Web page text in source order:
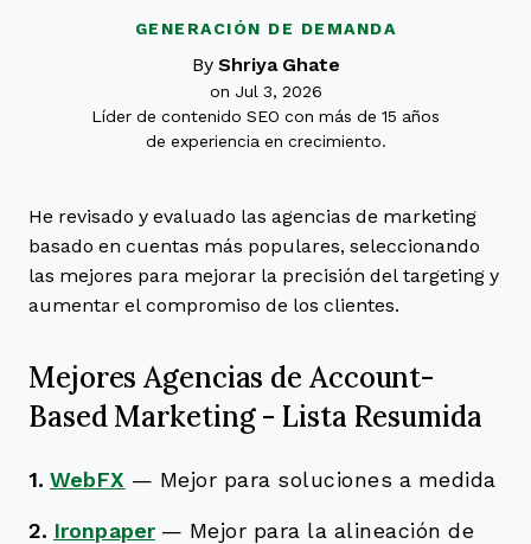
GENERACIÓN DE DEMANDA
By Shriya Ghate
on Jul 3, 2026
Líder de contenido SEO con más de 15 años
de experiencia en crecimiento.
He revisado y evaluado las agencias de marketing
basado en cuentas más populares, seleccionando
las mejores para mejorar la precisión del targeting y
aumentar el compromiso de los clientes.
Mejores Agencias de Account-
Based Marketing - Lista Resumida
1. WebFX — Mejor para soluciones a medida
2. Ironpaper — Mejor para la alineación de